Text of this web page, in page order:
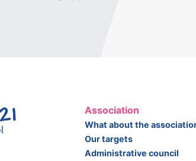
Association
What about the
Our targets
Administrative council